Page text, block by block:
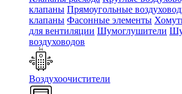
клапаны Прямоугольные
клапаны Фасонные элементы
для вентиляции Шумоглушители
воздуховодов
Воздухоочистители